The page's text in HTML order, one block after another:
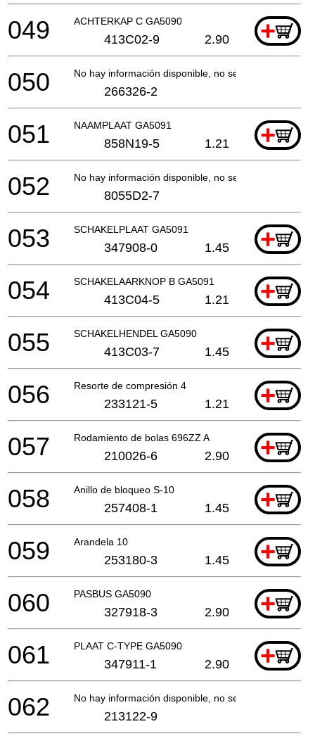
ACHTERKAP C GA5090 +
049 413C02-9 2.90
No hay información disponible, no se puede pedir
050 266326-2
NAAMPLAAT GA5091 +
051 858N19-5 1.21
No hay información disponible, no se puede pedir
052 8055D2-7
SCHAKELPLAAT GA5091 +
053 347908-0 1.45
SCHAKELAARKNOP B GA5091 +
054 413C04-5 1.21
SCHAKELHENDEL GA5090 +
055 413C03-7 1.45
Resorte de compresión 4 +
056 233121-5 1.21
Rodamiento de bolas 696ZZ A +
057 210026-6 2.90
Anillo de bloqueo S-10 +
058 257408-1 1.45
Arandela 10 +
059 253180-3 1.45
PASBUS GA5090 +
060 327918-3 2.90
PLAAT C-TYPE GA5090 +
061 347911-1 2.90
No hay información disponible, no se puede pedir
062 213122-9